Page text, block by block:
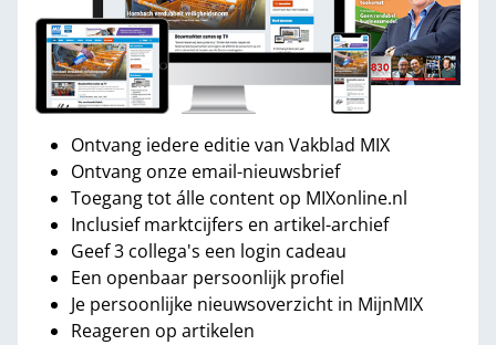
Ontvang iedere editie van Vakblad MIX
Ontvang onze email-nieuwsbrief
Toegang tot álle content op MIXonline.nl
Inclusief marktcijfers en artikel-archief
Geef 3 collega's een login cadeau
Een openbaar persoonlijk profiel
Je persoonlijke nieuwsoverzicht in MijnMIX
Reageren op artikelen